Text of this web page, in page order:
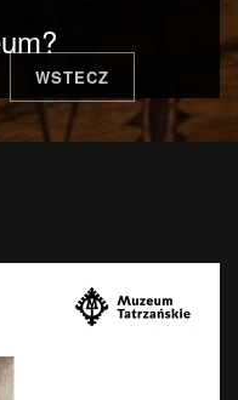
日本語
WSTECZ